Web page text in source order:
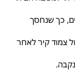
כך שנחסך
צמוד קיר לאחר